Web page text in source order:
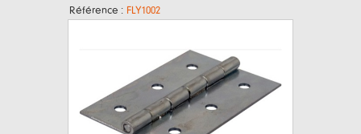
Référence : FLY1002